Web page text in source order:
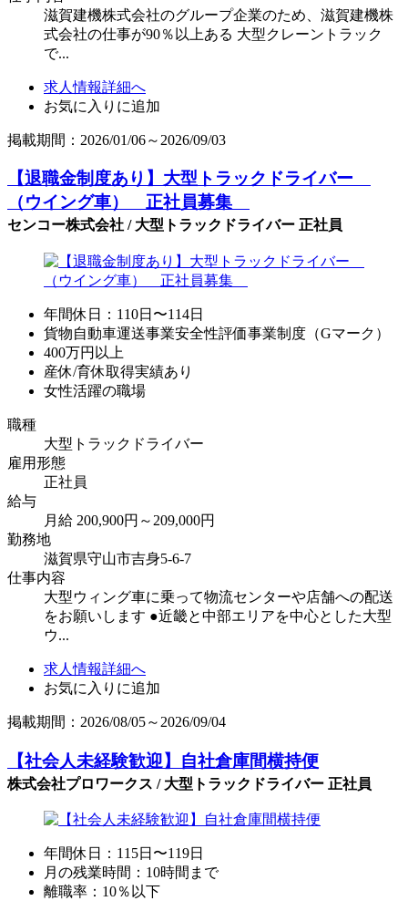
滋賀建機株式会社のグループ企業のため、滋賀建機株
式会社の仕事が90％以上ある 大型クレーントラック
で...
求人情報詳細へ
お気に入りに追加
掲載期間：2026/01/06～2026/09/03
【退職金制度あり】大型トラックドライバー
（ウイング車） 正社員募集
センコー株式会社 / 大型トラックドライバー 正社員
年間休日：110日〜114日
貨物自動車運送事業安全性評価事業制度（Gマーク）
400万円以上
産休/育休取得実績あり
女性活躍の職場
職種
大型トラックドライバー
雇用形態
正社員
給与
月給 200,900円～209,000円
勤務地
滋賀県守山市吉身5-6-7
仕事内容
大型ウィング車に乗って物流センターや店舗への配送
をお願いします ●近畿と中部エリアを中心とした大型
ウ...
求人情報詳細へ
お気に入りに追加
掲載期間：2026/08/05～2026/09/04
【社会人未経験歓迎】自社倉庫間横持便
株式会社プロワークス / 大型トラックドライバー 正社員
年間休日：115日〜119日
月の残業時間：10時間まで
離職率：10％以下